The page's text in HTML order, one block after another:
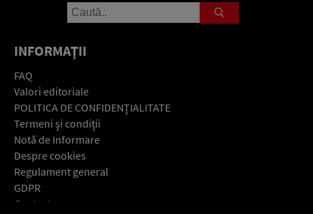
INFORMAŢII
FAQ
Valori editoriale
POLITICA DE CONFIDENŢIALITATE
Termeni şi condiţii
Notă de Informare
Despre cookies
Regulament general
GDPR
Contact